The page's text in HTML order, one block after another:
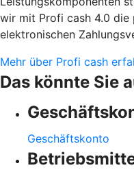
wir mit Profi cash 4.0 die
elektronischen
Mehr über Profi cash
Das könnte Sie
Geschäftskonto